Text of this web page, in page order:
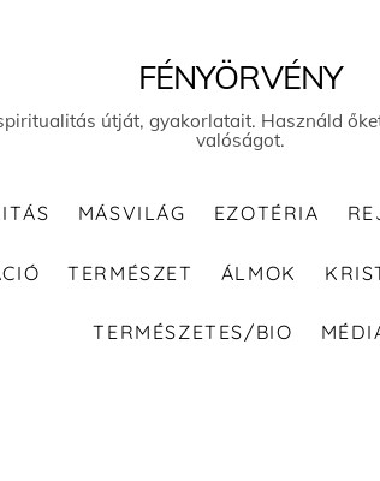
FÉNYÖRVÉNY
útját, gyakorlatait. Használd
valóságot.
MÁSVILÁG EZOTÉRIA
TERMÉSZET ÁLMOK
TERMÉSZETES/BIO